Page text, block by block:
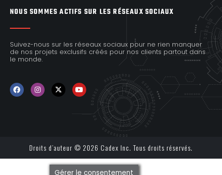
NOUS SOMMES ACTIFS SUR LES RÉSEAUX SOCIAUX
Suivez-nous sur les réseaux sociaux pour ne rien manquer
de nos projets exclusifs créés pour nos clients partout dans
le monde.
Droits d’auteur © 2026 Cadex Inc. Tous droits réservés.
Gérer le consentement